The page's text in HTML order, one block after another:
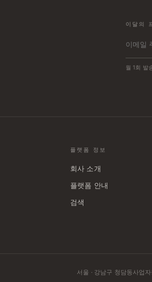
이달의
월 1회 발
플랫폼 정보
회사 소개
플랫폼 안내
검색
서울 · 강남구 청담동사업